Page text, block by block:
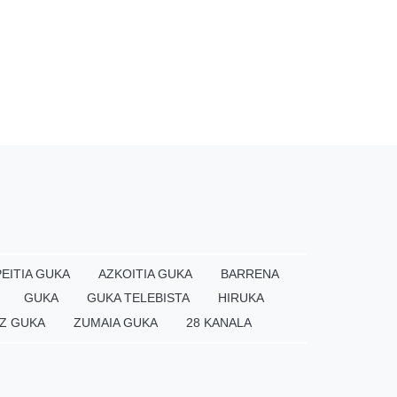
GUKA AZKOITIA GUKA
BARRENA
GUKA GUKA TELEBISTA
HIRUKA
GUKA ZUMAIA GUKA 28 KANALA